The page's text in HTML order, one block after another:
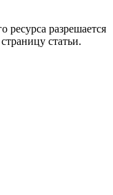
ресурса разрешается
статьи.